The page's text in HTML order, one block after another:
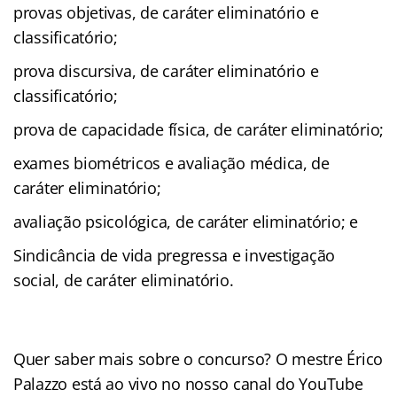
provas objetivas, de caráter eliminatório e
classificatório;
prova discursiva, de caráter eliminatório e
classificatório;
prova de capacidade física, de caráter eliminatório;
exames biométricos e avaliação médica, de
caráter eliminatório;
avaliação psicológica, de caráter eliminatório; e
Sindicância de vida pregressa e investigação
social, de caráter eliminatório.
Quer saber mais sobre o concurso? O mestre Érico
Palazzo está ao vivo no nosso canal do YouTube